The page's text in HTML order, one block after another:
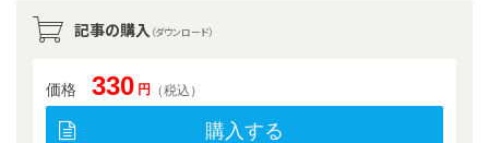
記事の購入 （ダウンロード）
価格 330 円 （税込）
購入する